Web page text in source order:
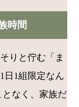
時間
りと佇む「ま
日1組限定なん
なく、家族だ